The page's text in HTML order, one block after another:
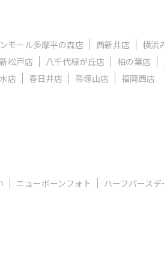
モール多摩平の森店 西新井店 横浜
新松戸店 八千代緑が丘店 柏の葉店
店 春日井店 帝塚山店 福岡西店
ニューボーンフォト ハーフバースデ